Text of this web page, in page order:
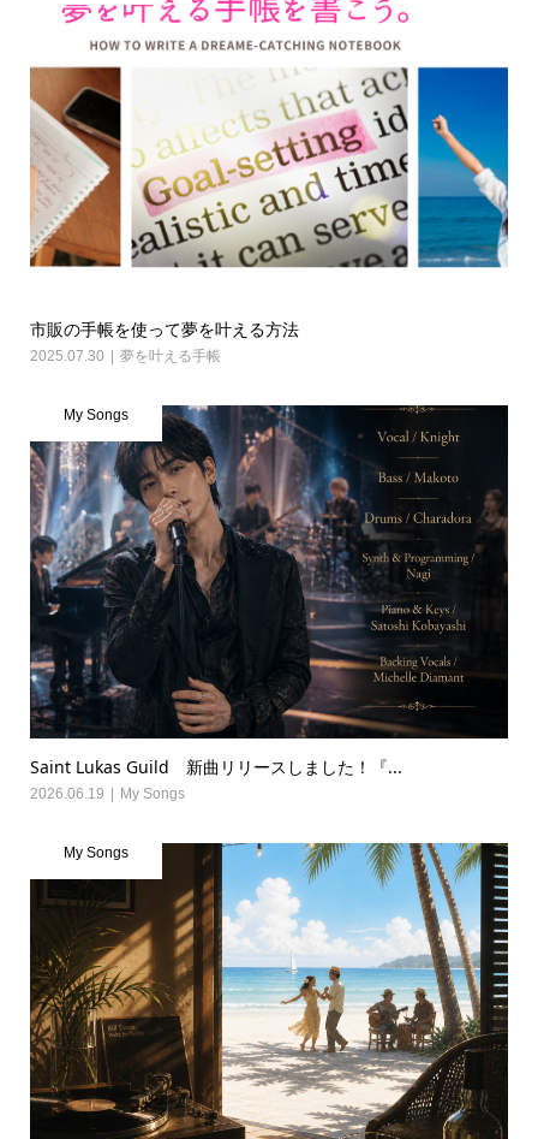
市販の手帳を使って夢を叶える方法
2025.07.30 夢を叶える手帳
My Songs
Saint Lukas Guild 新曲リリースしました！『...
2026.06.19 My Songs
My Songs